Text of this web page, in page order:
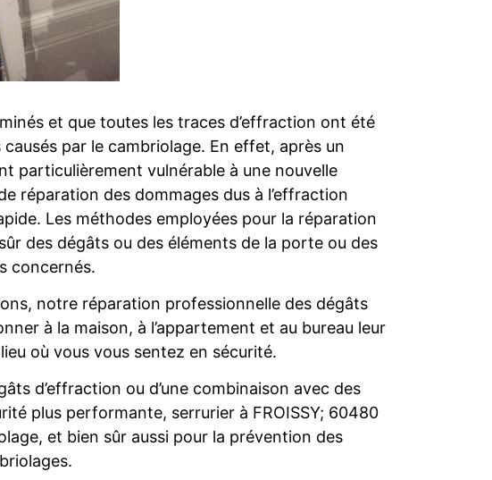
et que toutes les traces d’effraction ont été
par le cambriolage. En effet, après un
particulièrement vulnérable à une nouvelle
réparation des dommages dus à l’effraction
Les méthodes employées pour la réparation
des dégâts ou des éléments de la porte ou des
concernés.
notre réparation professionnelle des dégâts
à la maison, à l’appartement et au bureau leur
où vous vous sentez en sécurité.
d’effraction ou d’une combinaison avec des
plus performante, serrurier à FROISSY; 60480
et bien sûr aussi pour la prévention des